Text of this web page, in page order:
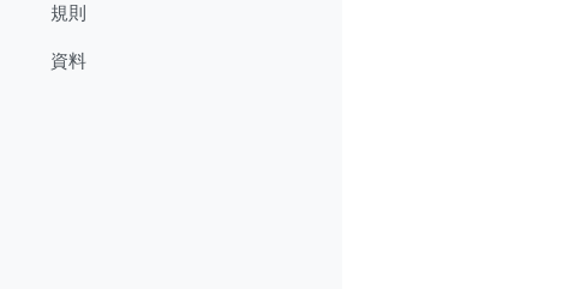
規則
資料